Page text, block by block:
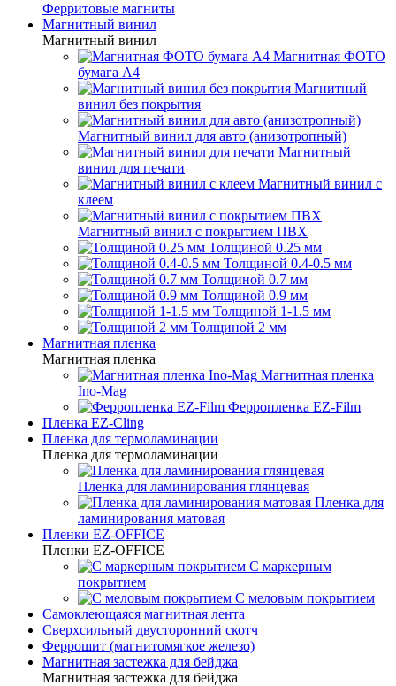
Ферритовые магниты
Магнитный винил
Магнитный винил
Магнитная ФОТО
бумага А4
Магнитный
винил без покрытия
Магнитный винил для авто (анизотропный)
Магнитный
винил для печати
Магнитный винил с
клеем
Магнитный винил с покрытием ПВХ
Толщиной 0.25 мм
Толщиной 0.4-0.5 мм
Толщиной 0.7 мм
Толщиной 0.9 мм
Толщиной 1-1.5 мм
Толщиной 2 мм
Магнитная пленка
Магнитная пленка
Магнитная пленка
Ino-Mag
Ферропленка EZ-Film
Пленка EZ-Cling
Пленка для термоламинации
Пленка для термоламинации
Пленка для ламинирования глянцевая
Пленка для
ламинирования матовая
Пленки EZ-OFFICE
Пленки EZ-OFFICE
С маркерным
покрытием
С меловым покрытием
Самоклеющаяся магнитная лента
Сверхсильный двусторонний скотч
Феррошит (магнитомягкое железо)
Магнитная застежка для бейджа
Магнитная застежка для бейджа